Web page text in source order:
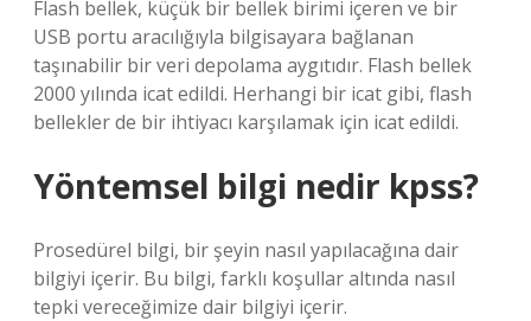
Flash bellek, küçük bir bellek birimi içeren ve bir
USB portu aracılığıyla bilgisayara bağlanan
taşınabilir bir veri depolama aygıtıdır. Flash bellek
2000 yılında icat edildi. Herhangi bir icat gibi, flash
bellekler de bir ihtiyacı karşılamak için icat edildi.
Yöntemsel bilgi nedir kpss?
Prosedürel bilgi, bir şeyin nasıl yapılacağına dair
bilgiyi içerir. Bu bilgi, farklı koşullar altında nasıl
tepki vereceğimize dair bilgiyi içerir.